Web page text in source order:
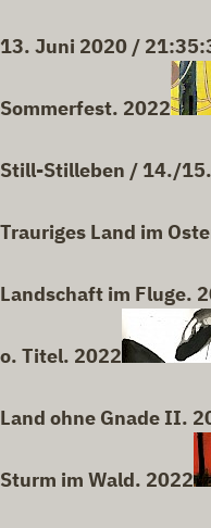
13. Juni 2020 /
Sommerfest. 2022
Still-Stilleben / 14./
Trauriges Land im
Landschaft im Fluge.
o. Titel. 2022
Land ohne Gnade II.
Sturm im Wald. 2022